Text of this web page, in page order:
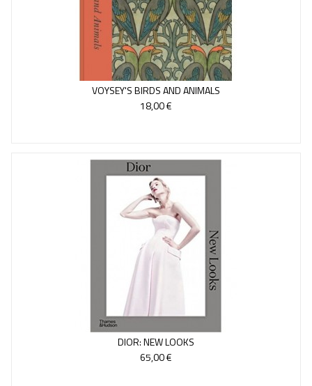
VOYSEY'S BIRDS AND ANIMALS
18,00 €
DIOR: NEW LOOKS
65,00 €